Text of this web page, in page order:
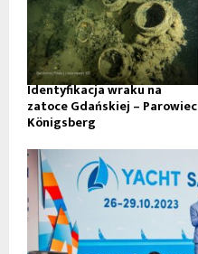
Identyfikacja wraku na
zatoce Gdańskiej – Parowiec
Königsberg